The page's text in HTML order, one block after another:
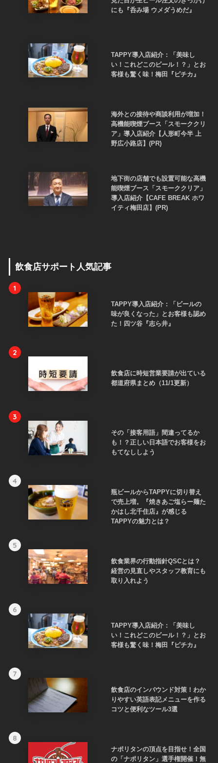
にも『呑み場 ウメダうめだ』
TAPPY導入店紹介：「美味し
い！これどこのビール！？」とお
客様も驚く味！梅田『ピチカ』
海外との接待や商談利用が増加！
高機能喫煙ブース「スモーククリ
ア」導入店紹介【人形町今半 上
野広小路店】(PR)
地下街の店舗でも設置可能な高機
能喫煙ブース「スモーククリア」
導入店紹介【CAFE BREAK ホワ
イティ梅田店】(PR)
飲食店サポート人気記事
1
TAPPY導入店紹介：「ビールの
味が良くなった」とお客様も認め
た！四ツ谷『志ら井』
2
飲食店に時短営業要請が出ている
都道府県まとめ（11/1更新）
3
その「接客用語」間違ってるか
も！？正しい日本語でお客様をお
もてなししよう
4
瓶ビールからTAPPYに切り替え
で売上増。『焼きあご塩らー麺た
かはし北千住店』が感じる
TAPPYの魅力とは？
5
飲食業界の行動指針QSCとは？
経営の見直しやスタッフ教育にも
取り入れよう
6
TAPPY導入店紹介：「美味し
い！これどこのビール！？」とお
客様も驚く味！梅田『ピチカ』
7
飲食店のインバウンド対策！わか
りやすい英語表記メニューを作る
コツと便利なツール3選
8
ナポリタンの頂点を目指せ！全国
の「ナポリタン」選手権開催！無